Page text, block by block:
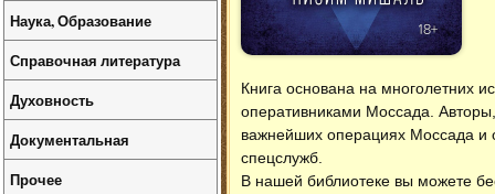
Книга основана на многолетних
оперативниками Моссада.
важнейших операциях Моссада и
спецслужб.
В нашей библиотеке вы можете
Наука, Образование
Справочная литература
Духовность
Документальная
Прочее